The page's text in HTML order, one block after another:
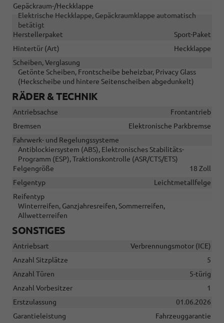
Gepäckraum-/Heckklappe
Elektrische Heckklappe, Gepäckraumklappe automatisch
betätigt
Herstellerpaket
Sport-Paket
Hintertür (Art)
Heckklappe
Scheiben, Verglasung
Getönte Scheiben, Frontscheibe beheizbar, Privacy Glass
(Heckscheibe und hintere Seitenscheiben abgedunkelt)
RÄDER & TECHNIK
Antriebsachse
Frontantrieb
Bremsen
Elektronische Parkbremse
Fahrwerk- und Regelungssysteme
Antiblockiersystem (ABS), Elektronisches Stabilitäts-
Programm (ESP), Traktionskontrolle (ASR/CTS/ETS)
Felgengröße
18 Zoll
Felgentyp
Leichtmetallfelge
Reifentyp
Winterreifen, Ganzjahresreifen, Sommerreifen,
Allwetterreifen
SONSTIGES
Antriebsart
Verbrennungsmotor (ICE)
Anzahl Sitzplätze
5
Anzahl Türen
5-türig
Anzahl Vorbesitzer
1
Erstzulassung
01.06.2026
Garantieleistung
Fahrzeuggarantie